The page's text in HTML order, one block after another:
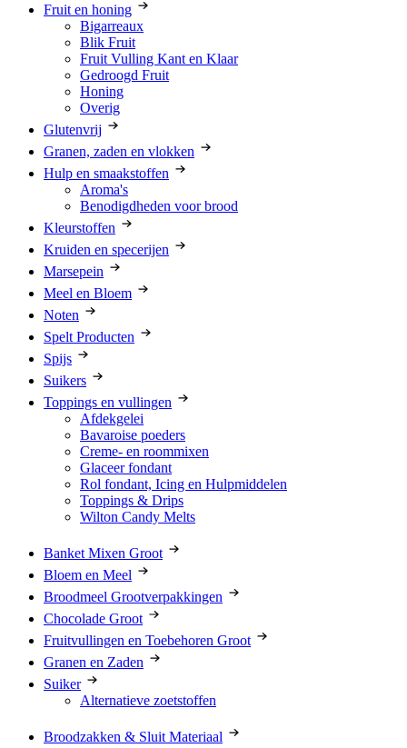
Fruit en honing
Bigarreaux
Blik Fruit
Fruit Vulling Kant en Klaar
Gedroogd Fruit
Honing
Overig
Glutenvrij
Granen, zaden en vlokken
Hulp en smaakstoffen
Aroma's
Benodigdheden voor brood
Kleurstoffen
Kruiden en specerijen
Marsepein
Meel en Bloem
Noten
Spelt Producten
Spijs
Suikers
Toppings en vullingen
Afdekgelei
Bavaroise poeders
Creme- en roommixen
Glaceer fondant
Rol fondant, Icing en Hulpmiddelen
Toppings & Drips
Wilton Candy Melts
Banket Mixen Groot
Bloem en Meel
Broodmeel Grootverpakkingen
Chocolade Groot
Fruitvullingen en Toebehoren Groot
Granen en Zaden
Suiker
Alternatieve zoetstoffen
Broodzakken & Sluit Materiaal